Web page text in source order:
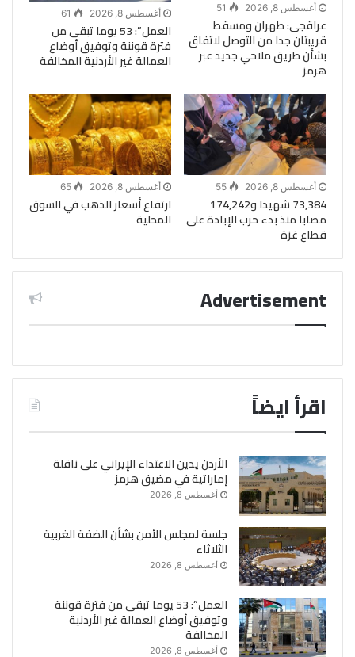
أغسطس 8, 2026 51
عراقجى: طهران ومسقط
قريبتان جدا من التوصل لاتفاق
بشأن طريق ملاحي جديد عبر
هرمز
أغسطس 8, 2026 61
العمل”: 53 يوما تبقى من
فترة قوننة وتوفيق أوضاع
العمالة غير الأردنية المخالفة
أغسطس 8, 2026 55
73,384 شهيدا و174,242
مصابا منذ بدء حرب الإبادة على
قطاع غزة
أغسطس 8, 2026 65
ارتفاع أسعار الذهب في السوق
المحلية
Advertisement
اقرأ ايضاً
الأردن يدين الاعتداء الإيراني على ناقلة
إماراتية في مضيق هرمز
أغسطس 8, 2026
جلسة لمجلس الأمن بشأن الضفة الغربية
الثلاثاء
أغسطس 8, 2026
العمل”: 53 يوما تبقى من فترة قوننة
وتوفيق أوضاع العمالة غير الأردنية
المخالفة
أغسطس 8, 2026